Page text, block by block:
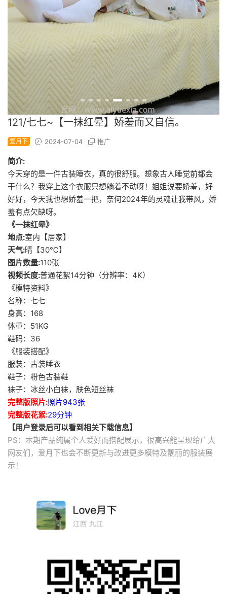
121/七七~【一抹红晕】娇羞而又自信。
爱月下 2024-07-04 推广
简介:
今天穿的是一件古装睡衣，真的很舒服。想象古人睡觉前都会
干什么？我穿上这个衣服只想躺着不动呀！姐姐说要娇羞，好
好好，今天我也想娇羞一把，奈何2024年的灵魂让我带风，娇
羞有点欠缺呀。
《一抹红晕》
地点:室内【居家】
天气:晴【30℃】
图片数量:110张
视频长度:普通花絮14分钟（分辨率：4K）
《模特资料》
名称：七七
身高：168
体重：51KG
鞋码：36
《服装搭配》
服装：古装睡衣
鞋子：粉色古装鞋
袜子：冰丝小白袜，肤色短丝袜
完整版照片:照片943张
完整版花絮:29分钟
【用户登录后可以看到相关下载信息】
PS：本期产品纯属个人爱好而搭配展示，很高兴能呈现给广大
网友们，爱月下也会不断更新与改进更多模特及靓丽的服装展
示！